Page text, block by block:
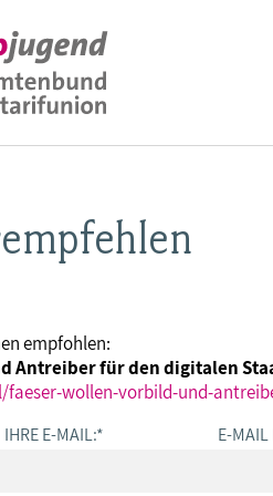
empfohlen:
Antreiber für den digitalen
wollen-vorbild-und-
IHRE E-MAIL:* E-MAIL